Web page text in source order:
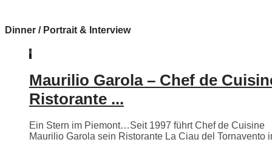
Dinner / Portrait & Interview
Maurilio Garola – Chef de
Ristorante ...
Ein Stern im Piemont…Seit 1997 führt Chef de Cuisine
Maurilio Garola sein Ristorante La Ciau del Tornavento